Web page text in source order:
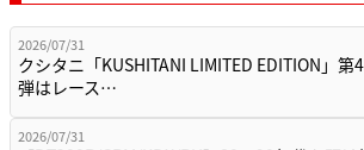
2026/07/31
クシタニ「KUSHITANI LIMITED EDITION」第4
弾はレース…
2026/07/31